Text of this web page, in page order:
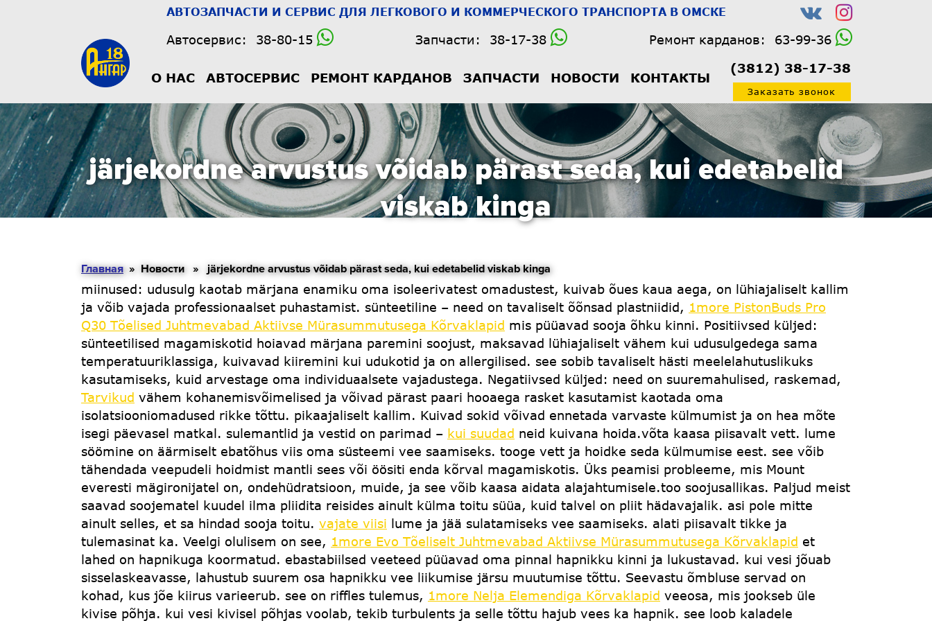
АВТОЗАПЧАСТИ И СЕРВИС ДЛЯ ЛЕГКОВОГО И КОММЕРЧЕСКОГО ТРАНСПОРТА В ОМСКЕ
Автосервис: 38-80-15 Запчасти: 38-17-38 Ремонт карданов: 63-99-36
О НАС АВТОСЕРВИС РЕМОНТ КАРДАНОВ ЗАПЧАСТИ НОВОСТИ КОНТАКТЫ
(3812) 38-17-38
Заказать звонок
järjekordne arvustus võidab pärast seda, kui edetabelid
viskab kinga
Главная» Новости » järjekordne arvustus võidab pärast seda, kui edetabelid viskab kinga
miinused: udusulg kaotab märjana enamiku oma isoleerivatest omadustest, kuivab õues kaua aega, on lühiajaliselt kallim
ja võib vajada professionaalset puhastamist. sünteetiline – need on tavaliselt õõnsad plastniidid, 1more PistonBuds Pro
Q30 Tõelised Juhtmevabad Aktiivse Mürasummutusega Kõrvaklapid mis püüavad sooja õhku kinni. Positiivsed küljed:
sünteetilised magamiskotid hoiavad märjana paremini soojust, maksavad lühiajaliselt vähem kui udusulgedega sama
temperatuuriklassiga, kuivavad kiiremini kui udukotid ja on allergilised. see sobib tavaliselt hästi meelelahutuslikuks
kasutamiseks, kuid arvestage oma individuaalsete vajadustega. Negatiivsed küljed: need on suuremahulised, raskemad,
Tarvikud vähem kohanemisvõimelised ja võivad pärast paari hooaega rasket kasutamist kaotada oma
isolatsiooniomadused rikke tõttu. pikaajaliselt kallim. Kuivad sokid võivad ennetada varvaste külmumist ja on hea mõte
isegi päevasel matkal. sulemantlid ja vestid on parimad – kui suudad neid kuivana hoida.võta kaasa piisavalt vett. lume
söömine on äärmiselt ebatõhus viis oma süsteemi vee saamiseks. tooge vett ja hoidke seda külmumise eest. see võib
tähendada veepudeli hoidmist mantli sees või öösiti enda kõrval magamiskotis. Üks peamisi probleeme, mis Mount
everesti mägironijatel on, ondehüdratsioon, muide, ja see võib kaasa aidata alajahtumisele.too soojusallikas. Paljud meist
saavad soojematel kuudel ilma pliidita reisides ainult külma toitu süüa, kuid talvel on pliit hädavajalik. asi pole mitte
ainult selles, et sa hindad sooja toitu. vajate viisi lume ja jää sulatamiseks vee saamiseks. alati piisavalt tikke ja
tulemasinat ka. Veelgi olulisem on see, 1more Evo Tõeliselt Juhtmevabad Aktiivse Mürasummutusega Kõrvaklapid et
lahed on hapnikuga koormatud. ebastabiilsed veeteed püüavad oma pinnal hapnikku kinni ja lukustavad. kui vesi jõuab
sisselaskeavasse, lahustub suurem osa hapnikku vee liikumise järsu muutumise tõttu. Seevastu õmbluse servad on
kohad, kus jõe kiirus varieerub. see on riffles tulemus, 1more Nelja Elemendiga Kõrvaklapid veeosa, mis jookseb üle
kivise põhja. kui vesi kivisel põhjas voolab, tekib turbulents ja selle tõttu hajub vees ka hapnik. see loob kaladele